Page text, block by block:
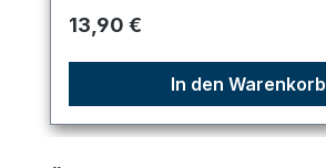
Regulärer Preis:
13,90 €
In den Warenkorb